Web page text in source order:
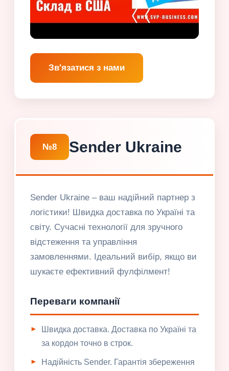
Зв'язатися з нами
№8 Sender Ukraine
Sender Ukraine – ваш надійний партнер з
логістики! Швидка доставка по Україні та
світу. Сучасні технології для зручного
відстеження та управління
замовленнями. Ідеальний вибір, якщо ви
шукаєте ефективний фулфілмент!
Переваги компанії
Швидка доставка. Доставка по Україні та
за кордон точно в строк.
Надійність Sender. Гарантія збереження